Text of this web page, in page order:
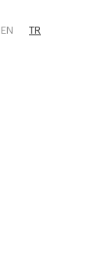
EN TR